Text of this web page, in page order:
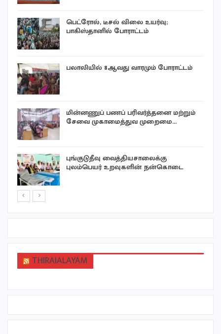
பெட்ரோல், டீசல் விலை உயர்வு;
பாகிஸ்தானில் போராட்டம்
பலாலியில் 8ஆவது வாரமும் போராட்டம்
மின்னணுப் பணப் பரிவர்த்தனை மற்றும்
சேவை முகாமைத்துவ முறைமை…
புங்குடுதீவு வைத்தியசாலைக்கு
புலம்பெயர் உறவுகளின் நன்கொடை
THIRAIALAYAM